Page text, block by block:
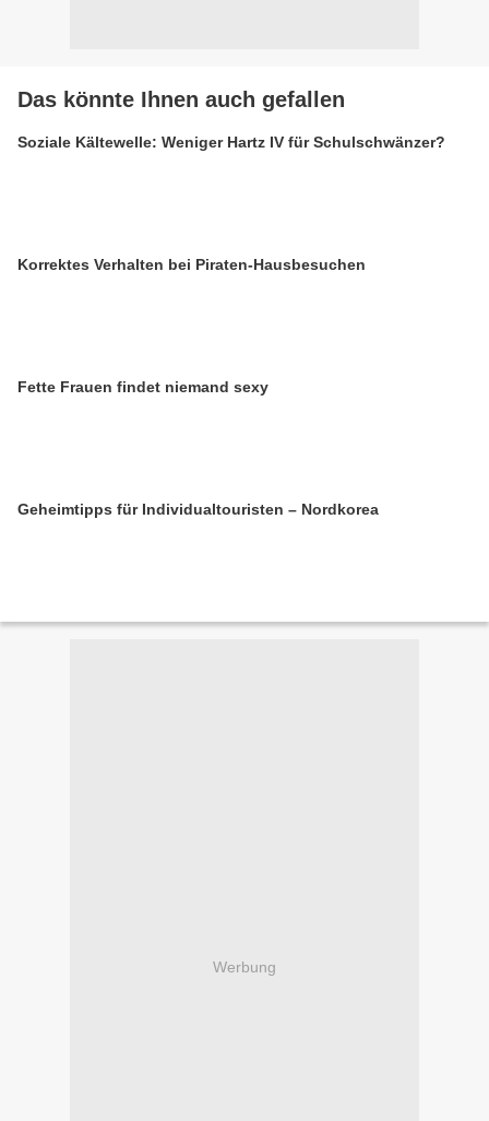
Das könnte Ihnen auch gefallen
Soziale Kältewelle: Weniger Hartz IV für Schulschwänzer?
Korrektes Verhalten bei Piraten-Hausbesuchen
Fette Frauen findet niemand sexy
Geheimtipps für Individualtouristen – Nordkorea
Werbung